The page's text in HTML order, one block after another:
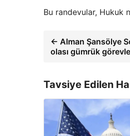
Bu randevular, Hukuk
← Alman Şansölye
olası gümrük
Tavsiye Edilen